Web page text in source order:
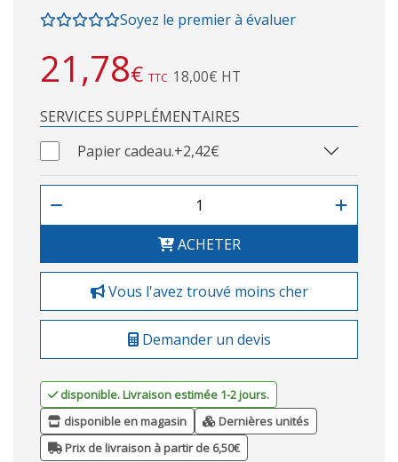
Soyez le premier à évaluer
21,78€ TTC 18,00€ HT
SERVICES SUPPLÉMENTAIRES
Papier cadeau.+2,42€
ACHETER
Vous l'avez trouvé moins cher
Demander un devis
disponible. Livraison estimée 1-2 jours.
disponible en magasin
Dernières unités
Prix de livraison à partir de 6,50€